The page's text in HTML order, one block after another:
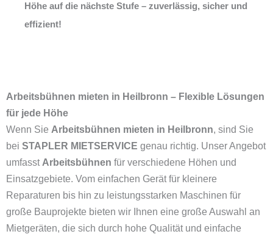
Höhe auf die nächste Stufe – zuverlässig, sicher und
effizient!
Arbeitsbühnen mieten in Heilbronn – Flexible Lösungen
für jede Höhe
Wenn Sie Arbeitsbühnen mieten in Heilbronn, sind Sie
bei STAPLER MIETSERVICE genau richtig. Unser Angebot
umfasst Arbeitsbühnen für verschiedene Höhen und
Einsatzgebiete. Vom einfachen Gerät für kleinere
Reparaturen bis hin zu leistungsstarken Maschinen für
große Bauprojekte bieten wir Ihnen eine große Auswahl an
Mietgeräten, die sich durch hohe Qualität und einfache